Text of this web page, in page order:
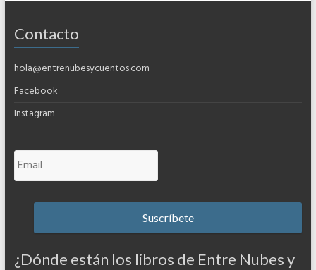
Contacto
hola@entrenubesycuentos.com
Facebook
Instagram
¿Dónde están los libros de Entre Nubes y